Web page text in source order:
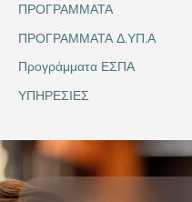
ΠΡΟΓΡΑΜΜΑΤΑ
ΠΡΟΓΡΑΜΜΑΤΑ Δ.ΥΠ.Α
Προγράμματα ΕΣΠΑ
ΥΠΗΡΕΣΙΕΣ